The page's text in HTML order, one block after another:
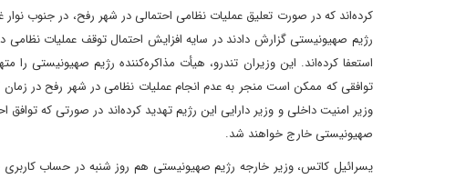
کرده‌اند که در صورت تعلیق عملیات نظامی احتمالی در شهر رفح، در جنوب
استعفا کرده‌اند. این وزیران تندرو، هیأت مذاکره‌کننده رژیم صهیونیستی
وزیر امنیت داخلی و وزیر دارایی این رژیم تهدید کرده‌اند در صورتی که
صهیونیستی خارج خواهند شد.
یسرائیل کاتس، وزیر خارجه رژیم صهیونیستی هم روز شنبه در حساب